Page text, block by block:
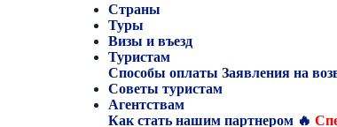
Страны
Туры
Визы и въезд
Туристам
Способы оплаты Заявления на
Советы туристам
Агентствам
Как стать нашим партнером 🔥